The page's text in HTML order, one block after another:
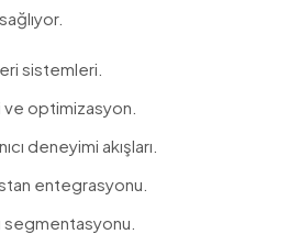
sistemleri.
optimizasyon.
deneyimi akışları.
entegrasyonu.
segmentasyonu.